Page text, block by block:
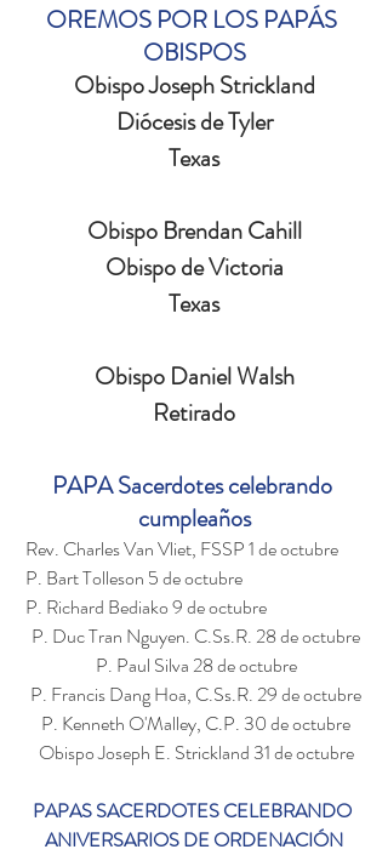
OREMOS POR LOS PAPÁS
OBISPOS
Obispo Joseph Strickland
Diócesis de Tyler
Texas
Obispo Brendan Cahill
Obispo de Victoria
Texas
Obispo Daniel Walsh
Retirado
PAPA Sacerdotes celebrando
cumpleaños
Rev. Charles Van Vliet, FSSP 1 de octubre
P. Bart Tolleson 5 de octubre
P. Richard Bediako 9 de octubre
P. Duc Tran Nguyen. C.Ss.R. 28 de octubre
P. Paul Silva 28 de octubre
P. Francis Dang Hoa, C.Ss.R. 29 de octubre
P. Kenneth O'Malley, C.P. 30 de octubre
Obispo Joseph E. Strickland 31 de octubre
PAPAS SACERDOTES CELEBRANDO
ANIVERSARIOS DE ORDENACIÓN